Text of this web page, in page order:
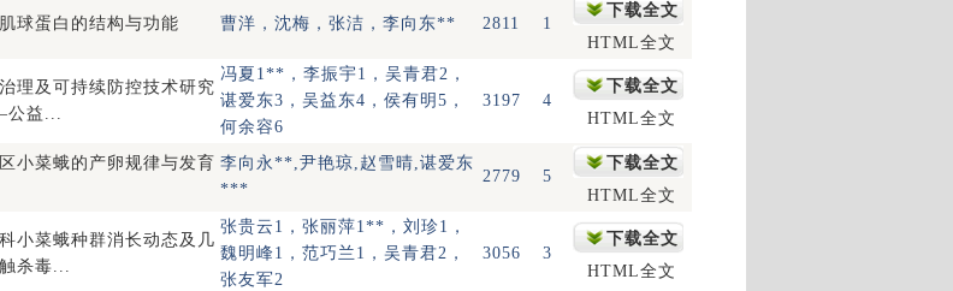
球蛋白的结构与功能 曹洋，沈梅，张洁，李向东** 2811 1
下载全文
HTML全文
理及可持续防控技术研究
益...
冯夏1**，李振宇1，吴青君2，
谌爱东3，吴益东4，侯有明5，
何余容6
3197 4
下载全文
HTML全文
小菜蛾的产卵规律与发育 李向永**,尹艳琼,赵雪晴,谌爱东
***
2779 5
下载全文
HTML全文
小菜蛾种群消长动态及几
杀毒...
张贵云1，张丽萍1**，刘珍1，
魏明峰1，范巧兰1，吴青君2，
张友军2
3056 3
下载全文
HTML全文